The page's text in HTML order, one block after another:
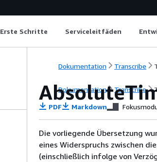
Erste Schritte Serviceleitfäden
Dokumentation Transcribe
Dokumentation Transcribe
PDF Markdown
Die vorliegende Übersetzung
eines Widerspruchs zwischen
(einschließlich infolge von